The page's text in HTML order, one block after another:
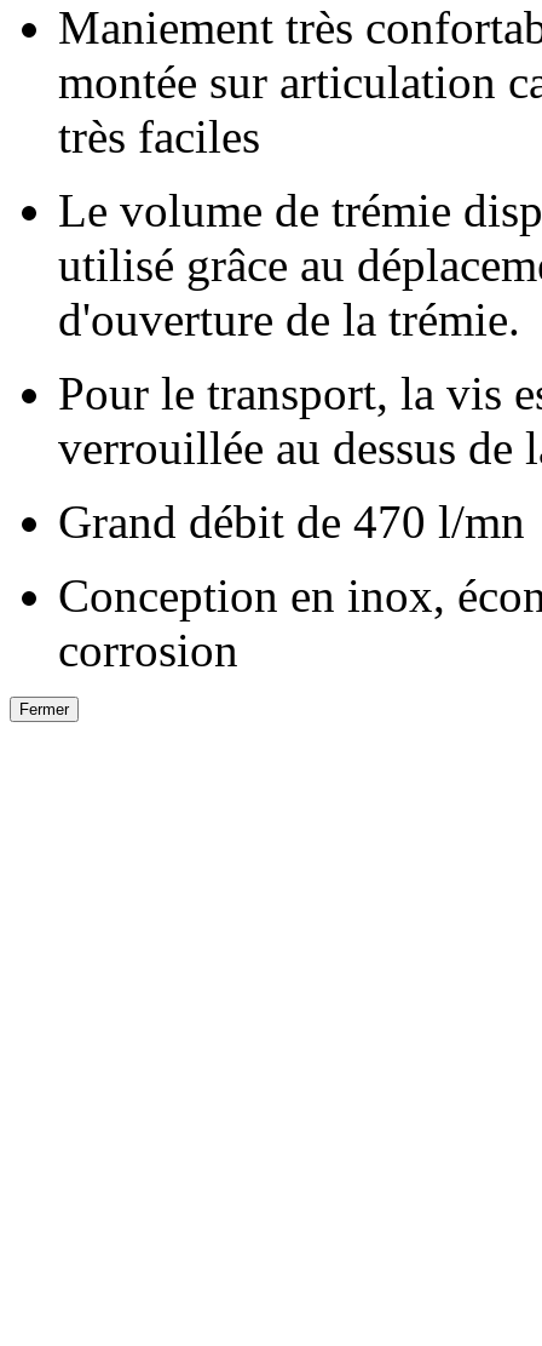
Maniement très
montée sur articulation
très faciles
Le volume de trémie
utilisé grâce au
d'ouverture de la trémie.
Pour le transport, la vis
verrouillée au dessus de
Grand débit de 470 l/mn
Conception en inox,
corrosion
Fermer